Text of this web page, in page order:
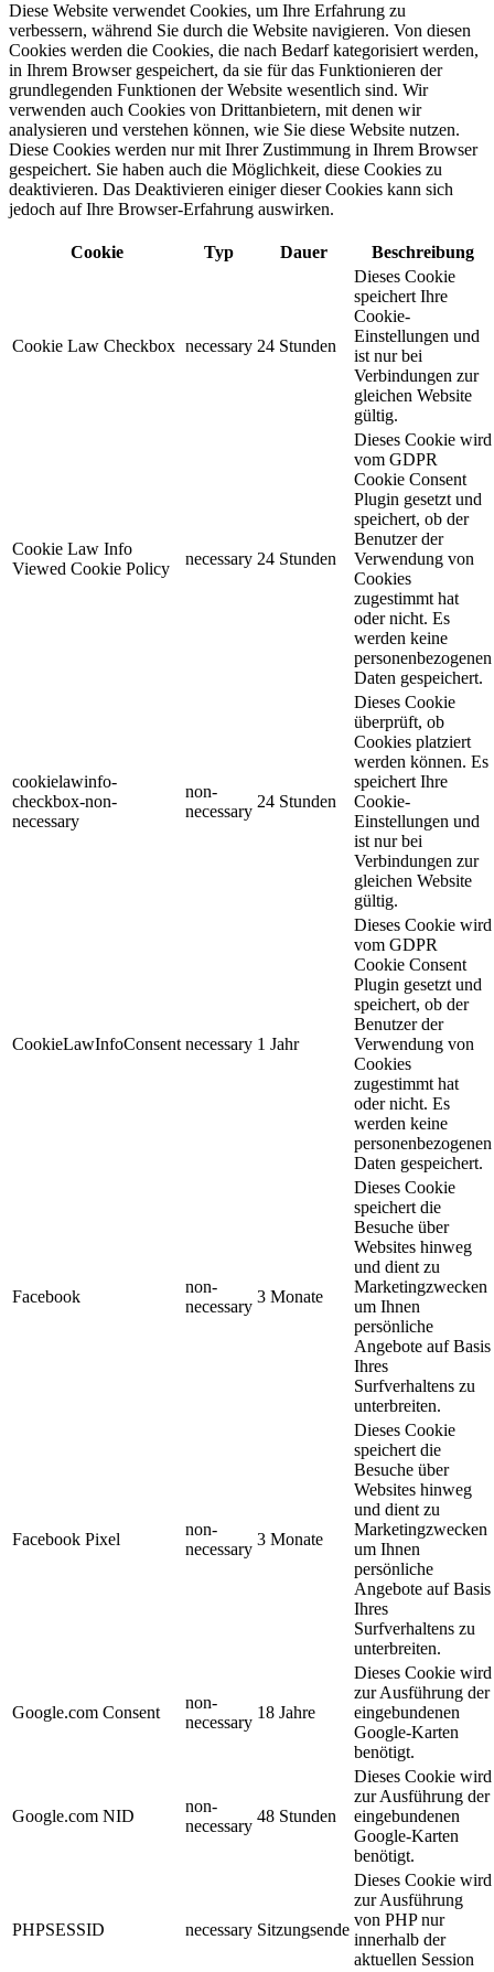
Diese Website verwendet Cookies, um Ihre Erfahrung zu
verbessern, während Sie durch die Website navigieren. Von diesen
Cookies werden die Cookies, die nach Bedarf kategorisiert werden,
in Ihrem Browser gespeichert, da sie für das Funktionieren der
grundlegenden Funktionen der Website wesentlich sind. Wir
verwenden auch Cookies von Drittanbietern, mit denen wir
analysieren und verstehen können, wie Sie diese Website nutzen.
Diese Cookies werden nur mit Ihrer Zustimmung in Ihrem Browser
gespeichert. Sie haben auch die Möglichkeit, diese Cookies zu
deaktivieren. Das Deaktivieren einiger dieser Cookies kann sich
jedoch auf Ihre Browser-Erfahrung auswirken.
Cookie Typ Dauer Beschreibung
Cookie Law Checkbox necessary 24 Stunden
Dieses Cookie
speichert Ihre
Cookie-
Einstellungen und
ist nur bei
Verbindungen zur
gleichen Website
gültig.
Cookie Law Info
Viewed Cookie Policy
necessary 24 Stunden
Dieses Cookie wird
vom GDPR
Cookie Consent
Plugin gesetzt und
speichert, ob der
Benutzer der
Verwendung von
Cookies
zugestimmt hat
oder nicht. Es
werden keine
personenbezogenen
Daten gespeichert.
cookielawinfo-
checkbox-non-
necessary
non-
necessary
24 Stunden
Dieses Cookie
überprüft, ob
Cookies platziert
werden können. Es
speichert Ihre
Cookie-
Einstellungen und
ist nur bei
Verbindungen zur
gleichen Website
gültig.
CookieLawInfoConsent necessary 1 Jahr
Dieses Cookie wird
vom GDPR
Cookie Consent
Plugin gesetzt und
speichert, ob der
Benutzer der
Verwendung von
Cookies
zugestimmt hat
oder nicht. Es
werden keine
personenbezogenen
Daten gespeichert.
Facebook
non-
necessary
3 Monate
Dieses Cookie
speichert die
Besuche über
Websites hinweg
und dient zu
Marketingzwecken
um Ihnen
persönliche
Angebote auf Basis
Ihres
Surfverhaltens zu
unterbreiten.
Facebook Pixel
non-
necessary
3 Monate
Dieses Cookie
speichert die
Besuche über
Websites hinweg
und dient zu
Marketingzwecken
um Ihnen
persönliche
Angebote auf Basis
Ihres
Surfverhaltens zu
unterbreiten.
Google.com Consent
non-
necessary
18 Jahre
Dieses Cookie wird
zur Ausführung der
eingebundenen
Google-Karten
benötigt.
Google.com NID
non-
necessary
48 Stunden
Dieses Cookie wird
zur Ausführung der
eingebundenen
Google-Karten
benötigt.
PHPSESSID necessary Sitzungsende
Dieses Cookie wird
zur Ausführung
von PHP nur
innerhalb der
aktuellen Session